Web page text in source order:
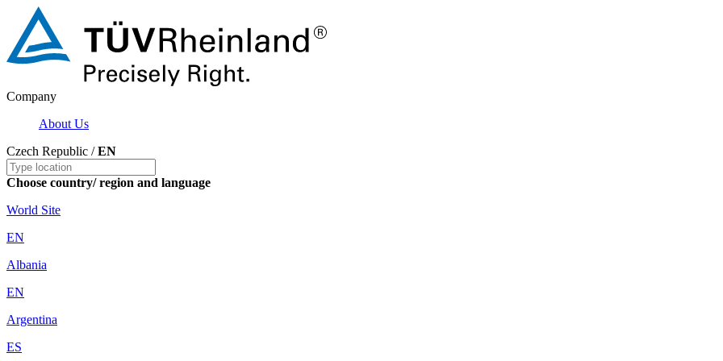
Company
About Us
Czech Republic /EN
Choose country/ region and language
World Site
EN
Albania
EN
Argentina
ES